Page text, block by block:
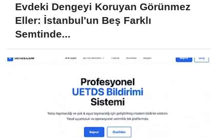
Evdeki Dengeyi Koruyan Görünmez
Eller: İstanbul'un Beş Farklı
Semtinde...